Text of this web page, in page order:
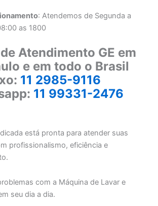
: Atendemos de Segunda a
as 1800
Atendimento GE em
e em todo o Brasil
11 2985-9116
11 99331-2476
está pronta para atender suas
profissionalismo, eficiência e
com a Máquina de Lavar e
seu dia a dia.